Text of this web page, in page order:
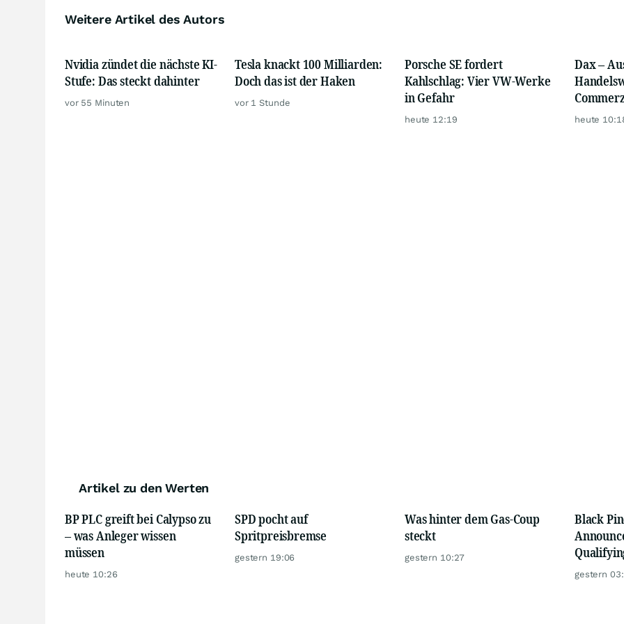
Weitere Artikel des Autors
Nvidia zündet die nächste KI-
Stufe: Das steckt dahinter
vor 55 Minuten
Tesla knackt 100 Milliarden:
Doch das ist der Haken
vor 1 Stunde
Porsche SE fordert
Kahlschlag: Vier VW-Werke
in Gefahr
heute 12:19
Dax –
nach
heute
Artikel zu den Werten
BP PLC greift bei Calypso zu
– was Anleger wissen
müssen
heute 10:26
SPD pocht auf
Spritpreisbremse
gestern 19:06
Was hinter dem Gas-Coup
steckt
gestern 10:27
Black
gestern